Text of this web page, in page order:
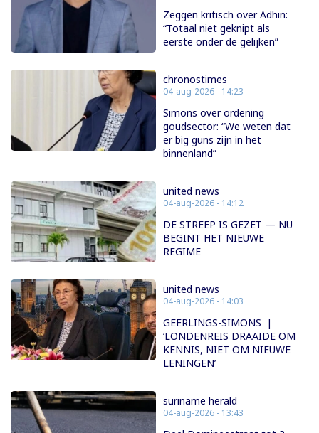
Zeggen kritisch over Adhin:
“Totaal niet geknipt als
eerste onder de gelijken”
chronostimes
04-aug-2026 - 14:23
Simons over ordening
goudsector: “We weten dat
er big guns zijn in het
binnenland”
united news
04-aug-2026 - 14:12
DE STREEP IS GEZET — NU
BEGINT HET NIEUWE
REGIME
united news
04-aug-2026 - 14:03
GEERLINGS-SIMONS |
‘LONDENREIS DRAAIDE OM
KENNIS, NIET OM NIEUWE
LENINGEN’
suriname herald
04-aug-2026 - 13:43